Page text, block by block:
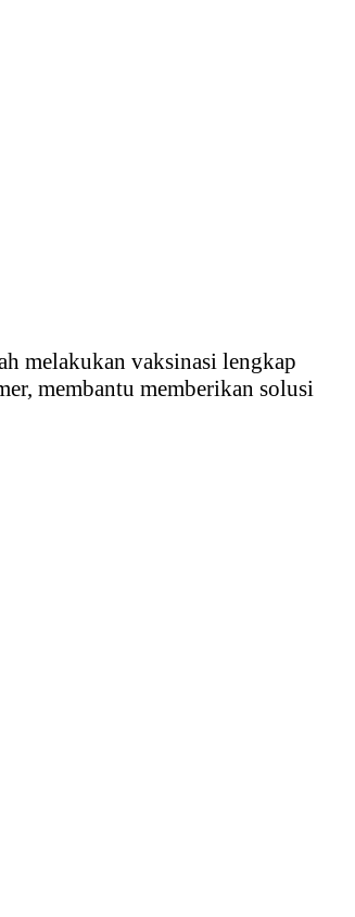
melakukan vaksinasi lengkap
membantu memberikan solusi